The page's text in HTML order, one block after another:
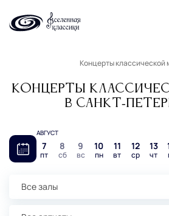
Концерты классической
Концерты
в
АВГУСТ
7
пт
8
сб
9
вс
10
пн
11
вт
12
ср
13
чт
Все залы